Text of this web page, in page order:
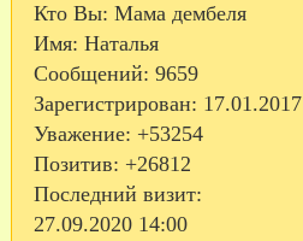
Кто Вы: Мама дембеля
Имя: Наталья
Сообщений: 9659
Зарегистрирован: 17.01.2017
Уважение: +53254
Позитив: +26812
Последний визит:
27.09.2020 14:00